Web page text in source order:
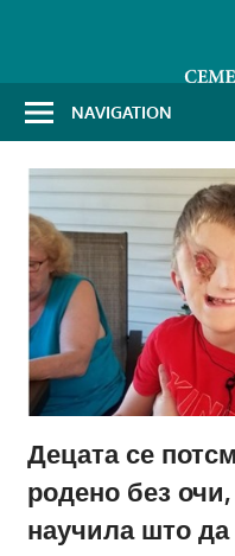
NAVIGATION
Децата се
родено без очи,
научила што